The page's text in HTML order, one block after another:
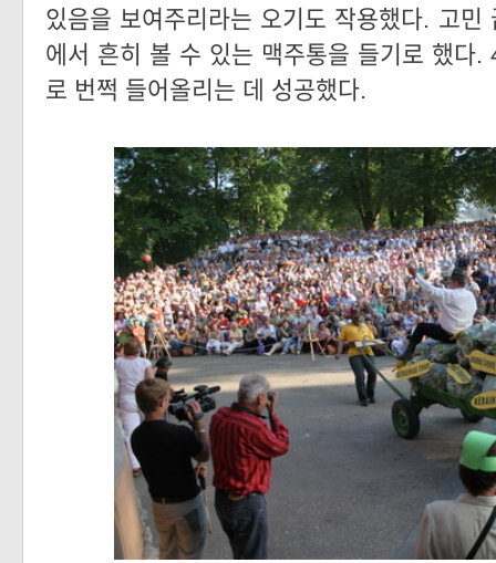
있음을 보여주리라는 오기도 작용했다. 고민
에서 흔히 볼 수 있는 맥주통을 들기로 했다
로 번쩍 들어올리는 데 성공했다.